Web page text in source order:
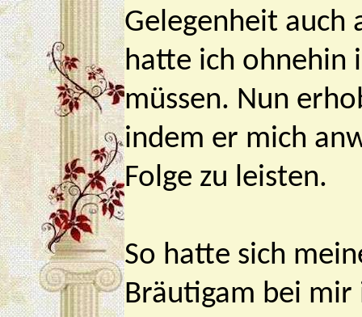
Gelegenheit auch
hatte ich ohnehin
müssen. Nun
indem er mich
Folge zu leisten.
So hatte sich
Bräutigam bei mir